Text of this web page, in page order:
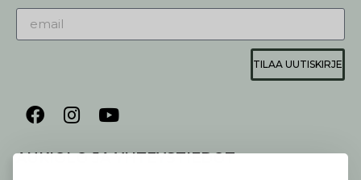
TILAA UUTISKIRJE
AUKIOLO JA YHTEYSTIEDOT